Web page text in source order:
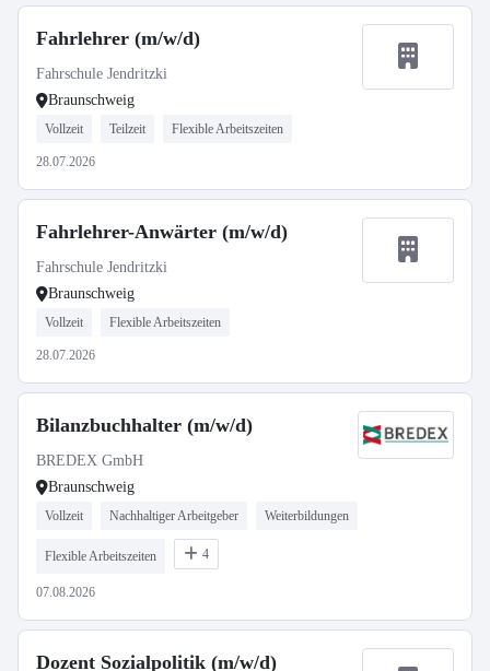
Fahrlehrer (m/w/d)
Fahrschule Jendritzki
Braunschweig
Vollzeit Teilzeit Flexible Arbeitszeiten
28.07.2026
Fahrlehrer-Anwärter (m/w/d)
Fahrschule Jendritzki
Braunschweig
Vollzeit Flexible Arbeitszeiten
28.07.2026
Bilanzbuchhalter (m/w/d)
BREDEX GmbH
Braunschweig
Vollzeit Nachhaltiger Arbeitgeber Weiterbildungen
Flexible Arbeitszeiten 4
07.08.2026
Dozent Sozialpolitik (m/w/d)